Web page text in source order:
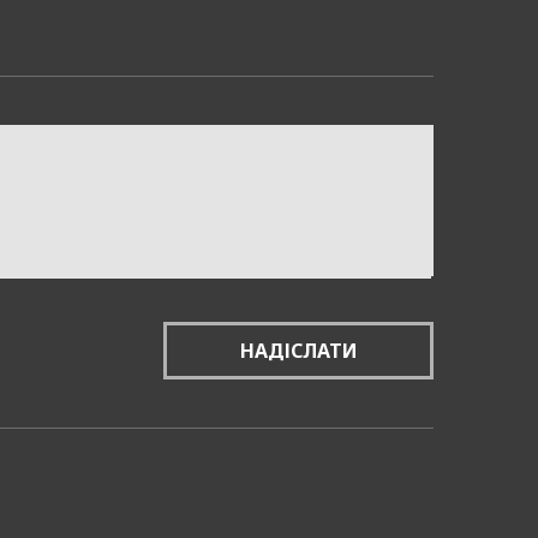
орієнтуючись
Компанія 4Press
рекламних кампаній.
НАДІСЛАТИ